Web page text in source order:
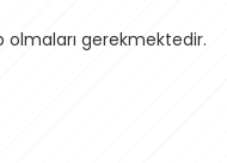
olmaları gerekmektedir.